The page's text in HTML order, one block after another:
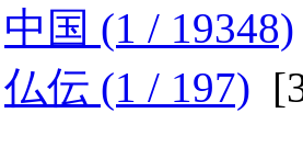
中国 (1 / 19348)
仏伝 (1 / 197) [